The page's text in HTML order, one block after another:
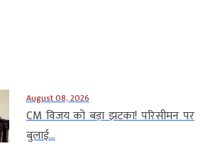
August 08, 2026
CM विजय को बड़ा झटका! परिसीमन पर
बुलाई...